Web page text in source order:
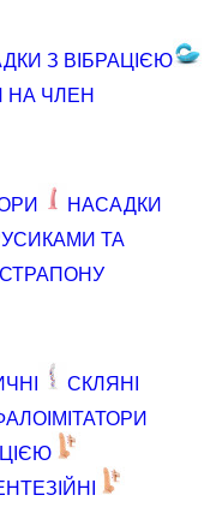
З ВІБРАЦІЄЮ
НА ЧЛЕН
НАСАДКИ
ТА
СКЛЯНІ